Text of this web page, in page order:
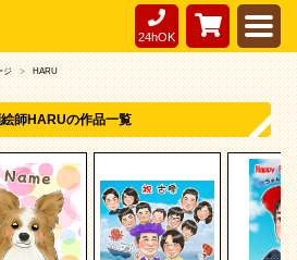
24hOK
ジ HARU
師HARUの作品一覧